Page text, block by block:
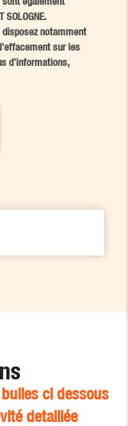
notamment
sur les
d’informations,
ci dessous
detaillée